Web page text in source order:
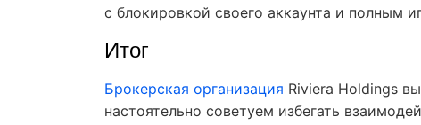
с блокировкой своего аккаунта и полным
Итог
Брокерская организация Riviera Holdings
настоятельно советуем избегать